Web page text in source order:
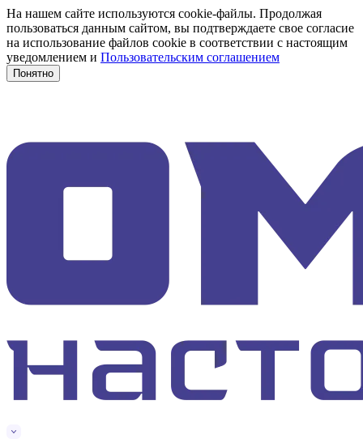
На нашем сайте используются cookie-файлы. Продолжая
пользоваться данным сайтом, вы подтверждаете свое согласие
на использование файлов cookie в соответствии с настоящим
уведомлением и Пользовательским соглашением
Понятно